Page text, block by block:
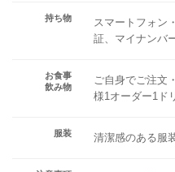
持ち物
スマートフォン
証、マイナンバ
お食事
飲み物
ご自身でご注文
様1オーダー1ド
服装 清潔感のある服